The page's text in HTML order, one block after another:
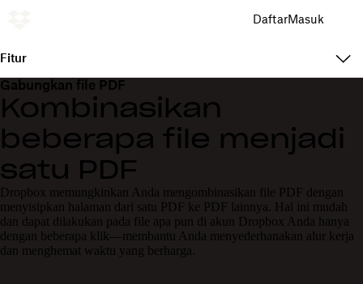
DaftarMasuk
Fitur
Gabungkan file PDF
Kombinasikan
beberapa file menjadi
satu PDF
Dropbox memungkinkan Anda mengombinasikan file PDF dengan
menyisipkan halaman dari satu PDF ke PDF lainnya. Hal ini mudah
dan dapat dilakukan pada file apa pun di akun Dropbox Anda hanya
dengan beberapa klik—membantu Anda menyederhanakan alur kerja
dan menghemat waktu yang berharga.